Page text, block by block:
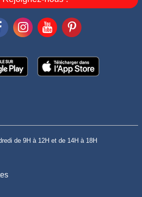
de 9H à 12H et de 14H à 18H